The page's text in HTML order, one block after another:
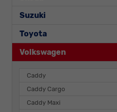
Suzuki
Toyota
Volkswagen
Caddy
Caddy Cargo
Caddy Maxi